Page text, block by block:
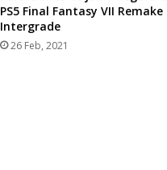
PS5 Final Fantasy VII Remake
Intergrade
26 Feb, 2021